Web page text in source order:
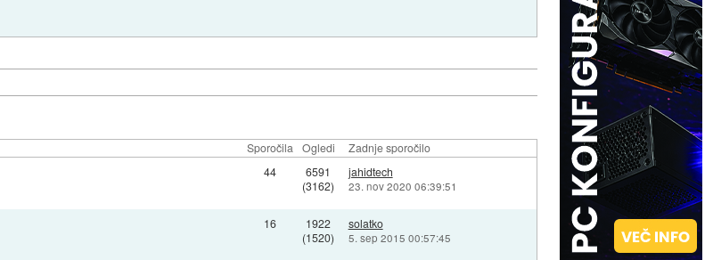
Sporočila Ogledi Zadnje sporočilo
44
6591
(3162)
jahidtech
23. nov 2020 06:39:51
16
1922
(1520)
solatko
5. sep 2015 00:57:45